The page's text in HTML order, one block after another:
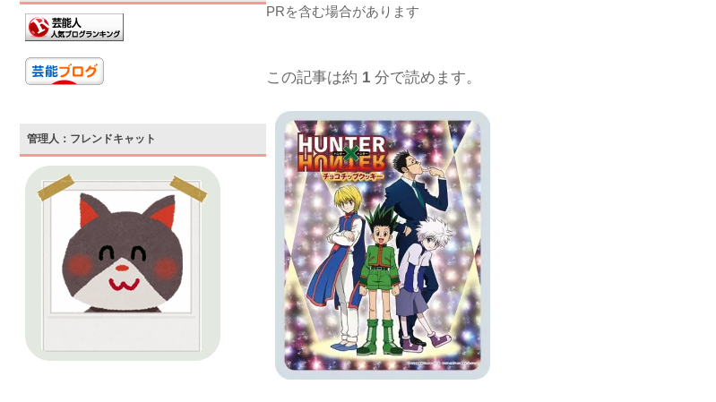
PRを含む場合があります
この記事は約 1 分で読めます。
管理人：フレンドキャット